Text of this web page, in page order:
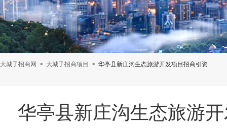
大城子招商网 > 大城子招商项目 > 华亭县新庄沟生态旅游开发项目招商引资
华亭县新庄沟生态旅游